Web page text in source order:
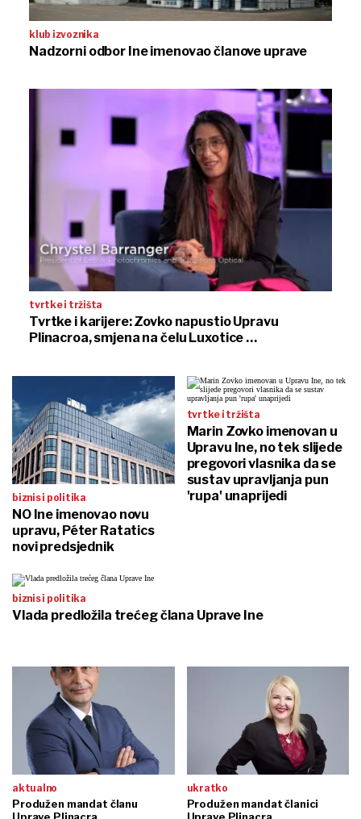
klub izvoznika
Nadzorni odbor Ine imenovao članove uprave
tvrtke i tržišta
Tvrtke i karijere: Zovko napustio Upravu
Plinacroa, smjena na čelu Luxotice …
biznis i politika
NO Ine imenovao novu
upravu, Péter Ratatics
novi predsjednik
tvrtke i tržišta
Marin Zovko imenovan u
Upravu Ine, no tek slijede
pregovori vlasnika da se
sustav upravljanja pun
'rupa' unaprijedi
biznis i politika
Vlada predložila trećeg člana Uprave Ine
aktualno
Produžen mandat članu
ukratko
Produžen mandat članici